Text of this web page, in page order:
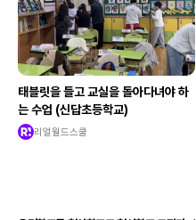
태블릿을 들고 교실을 돌아다녀야 하
는 수업 (신답초등학교)
리얼월드스쿨